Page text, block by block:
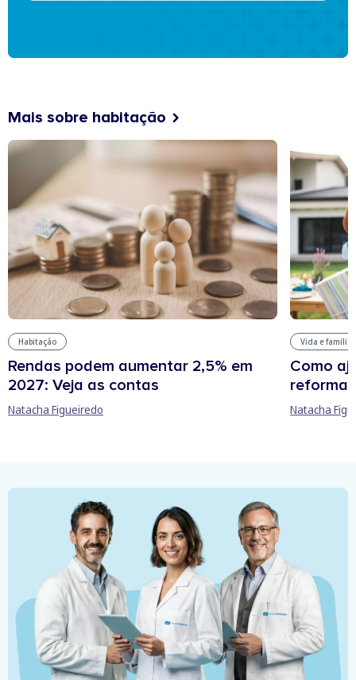
Mais sobre habitação
Habitação
Rendas podem aumentar 2,5% em
2027: Veja as contas
Natacha Figueiredo
Vida e família
Como
reforma
Natacha